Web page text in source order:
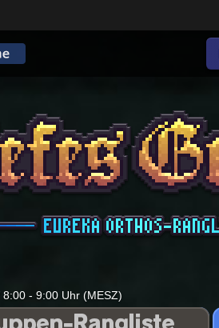
- 9:00 Uhr (MESZ)